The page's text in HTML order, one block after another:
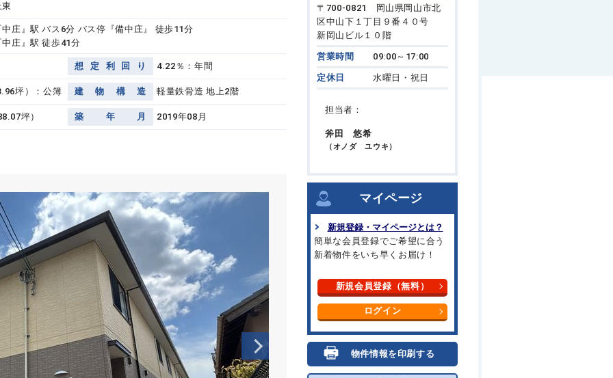
庄』駅 バス6分 バス停『備中庄』 徒歩11分
庄』駅 徒歩41分
想 定 利 回 り 4.22％：年間
坪）：公簿 建 物 構 造 軽量鉄骨造 地上2階
坪） 築 年 月 2019年08月
〒700-0821 岡山県岡山市北
区中山下１丁目９番４０号
新岡山ビル１０階
営業時間 09:00～17:00
定休日 水曜日・祝日
担当者：
斧田 悠希
（オノダ ユウキ）
マイページ
新規登録・マイページとは？
簡単な会員登録でご希望に合う
新着物件をいち早くお届け！
新規会員登録（無料）
ログイン
物件情報を印刷する